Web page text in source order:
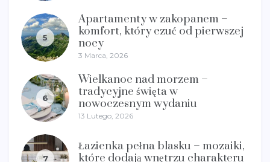
5
Apartamenty w zakopanem –
komfort, który czuć od pierwszej
nocy
3 Marca, 2026
6
Wielkanoc nad morzem –
tradycyjne święta w
nowoczesnym wydaniu
13 Lutego, 2026
7
Łazienka pełna blasku – mozaiki,
które dodają wnętrzu charakteru